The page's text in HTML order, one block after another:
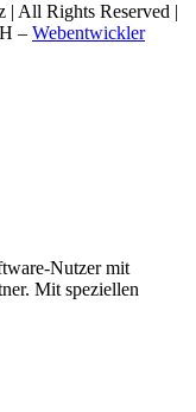
All Rights Reserved |
– Webentwickler
Nutzer mit
Mit speziellen